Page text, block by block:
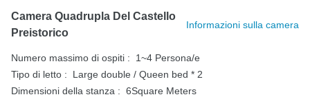
Camera Quadrupla Del Castello
Preistorico
Informazioni sulla camera
Numero massimo di ospiti :
1~4 Persona/e
Tipo di letto :
Large double / Queen bed * 2
Dimensioni della stanza : 6Square Meters